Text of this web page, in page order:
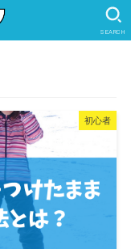
SEARCH
初心者